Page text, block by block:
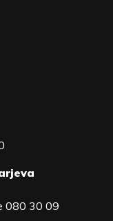
080 30 09